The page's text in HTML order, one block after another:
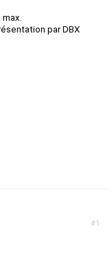
par DBX
#1